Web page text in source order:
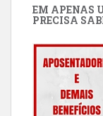
EM APENAS
PRECISA